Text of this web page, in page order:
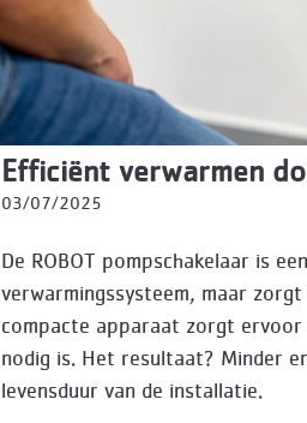
Efficiënt verwarmen
03/07/2025
De ROBOT pompschakelaar is
verwarmingssysteem, maar
compacte apparaat zorgt
nodig is. Het resultaat? Minder
levensduur van de installatie.